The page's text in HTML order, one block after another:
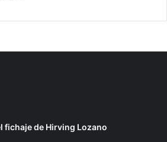
fichaje de Hirving Lozano